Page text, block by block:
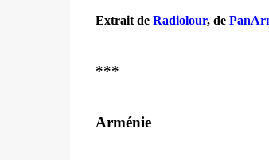
Extrait de Radiolour, de
***
Arménie